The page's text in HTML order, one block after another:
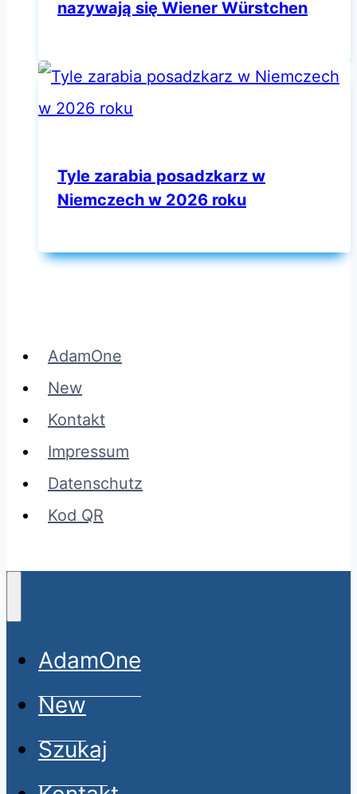
nazywają się Wiener Würstchen
Tyle zarabia posadzkarz w
Niemczech w 2026 roku
AdamOne
New
Kontakt
Impressum
Datenschutz
Kod QR
AdamOne
New
Szukaj